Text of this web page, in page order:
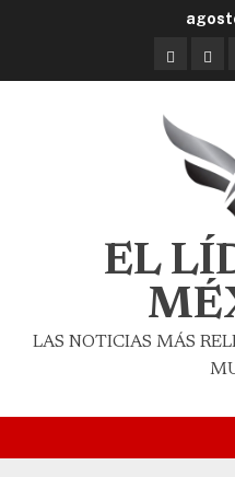
EL
LAS NOTICIAS MÁS